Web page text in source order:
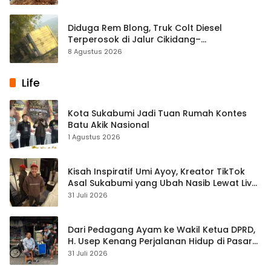
Diduga Rem Blong, Truk Colt Diesel
Terperosok di Jalur Cikidang–
Palabuhanratu
8 Agustus 2026
Life
Kota Sukabumi Jadi Tuan Rumah Kontes
Batu Akik Nasional
1 Agustus 2026
Kisah Inspiratif Umi Ayoy, Kreator TikTok
Asal Sukabumi yang Ubah Nasib Lewat Live
Streaming
31 Juli 2026
Dari Pedagang Ayam ke Wakil Ketua DPRD,
H. Usep Kenang Perjalanan Hidup di Pasar
Cisaat
31 Juli 2026